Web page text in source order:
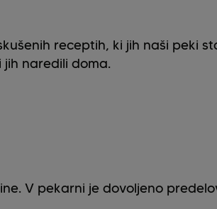
receptih, ki jih naši peki
jih naredili doma.
V pekarni je dovoljeno